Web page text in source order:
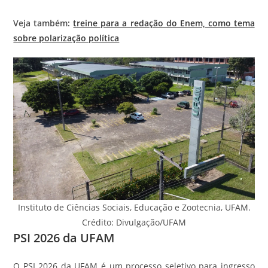
Veja também:treine para a redação do Enem, como tema
sobre polarização política
Instituto de Ciências Sociais, Educação e Zootecnia, UFAM.
Crédito: Divulgação/UFAM
PSI 2026 da UFAM